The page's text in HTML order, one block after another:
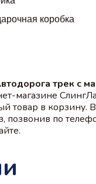
коробка
трек с
магазине
товар в корзину.
позвонив по